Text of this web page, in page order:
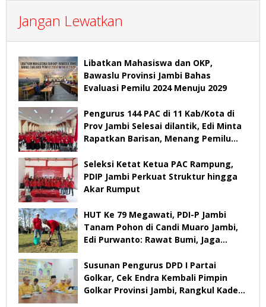
Jangan Lewatkan
Libatkan Mahasiswa dan OKP,
Bawaslu Provinsi Jambi Bahas
Evaluasi Pemilu 2024 Menuju 2029
Pengurus 144 PAC di 11 Kab/Kota di
Prov Jambi Selesai dilantik, Edi Minta
Rapatkan Barisan, Menang Pemilu
Seleksi Ketat Ketua PAC Rampung,
PDIP Jambi Perkuat Struktur hingga
Akar Rumput
HUT Ke 79 Megawati, PDI-P Jambi
Tanam Pohon di Candi Muaro Jambi,
Edi Purwanto: Rawat Bumi, Jaga
Susunan Pengurus DPD I Partai
Golkar, Cek Endra Kembali Pimpin
Golkar Provinsi Jambi, Rangkul Kader